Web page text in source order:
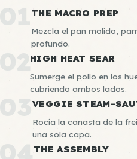
01THE MACRO PREP
Mezcla el pan molido,
profundo.
02HIGH HEAT SEAR
Sumerge el pollo en los
cubriendo ambos lados.
03 VEGGIE STEAM-
Rocía la canasta de la
una sola capa.
04 THE ASSEMBLY